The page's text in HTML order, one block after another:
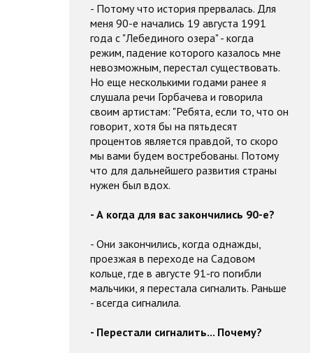
- Потому что история прервалась. Для
меня 90-е начались 19 августа 1991
года с "Лебединого озера" - когда
режим, падение которого казалось мне
невозможным, перестал существовать.
Но еще несколькими годами ранее я
слушала речи Горбачева и говорила
своим артистам: "Ребята, если то, что он
говорит, хотя бы на пятьдесят
процентов является правдой, то скоро
мы вами будем востребованы. Потому
что для дальнейшего развития страны
нужен был вдох.
- А когда для вас закончились 90-е?
- Они закончились, когда однажды,
проезжая в переходе на Садовом
кольце, где в августе 91-го погибли
мальчики, я перестала сигналить. Раньше
- всегда сигналила.
- Перестали сигналить... Почему?